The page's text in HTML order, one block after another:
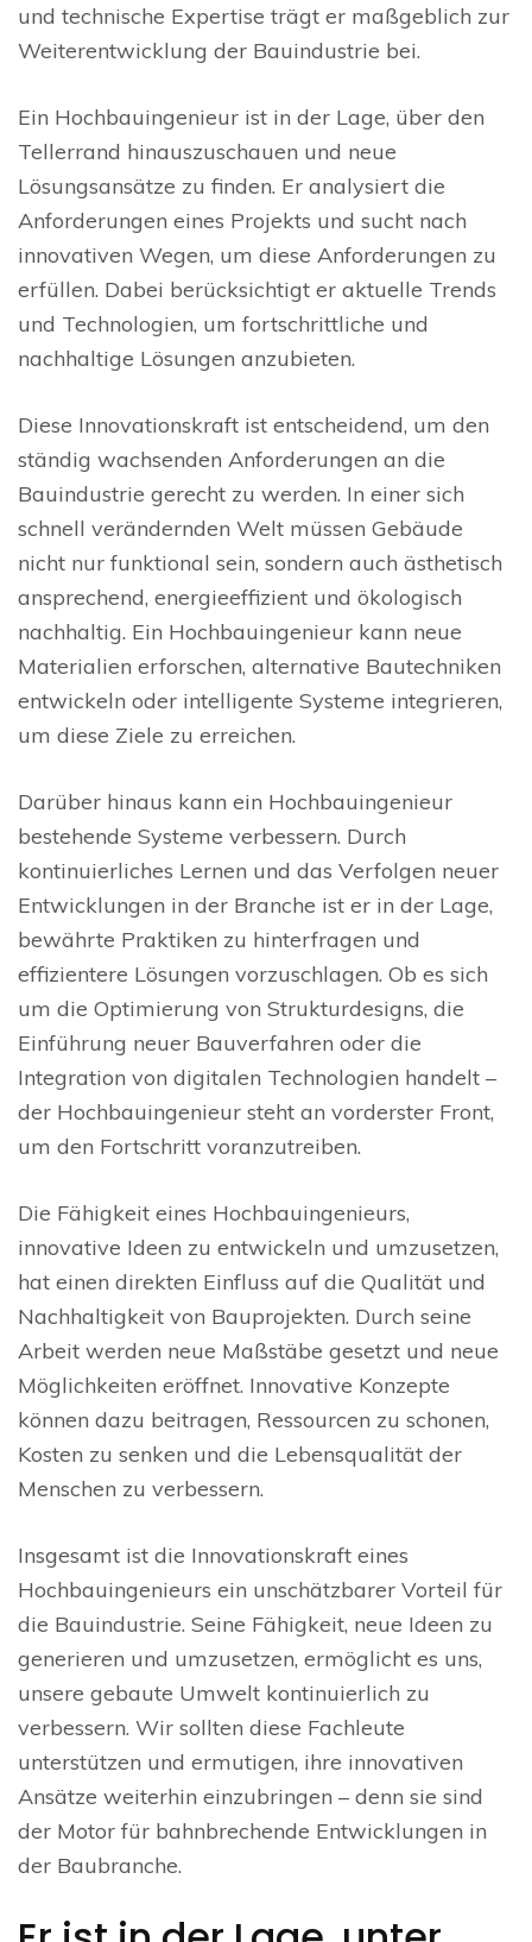
und technische Expertise trägt er maßgeblich zur
Weiterentwicklung der Bauindustrie bei.
Ein Hochbauingenieur ist in der Lage, über den
Tellerrand hinauszuschauen und neue
Lösungsansätze zu finden. Er analysiert die
Anforderungen eines Projekts und sucht nach
innovativen Wegen, um diese Anforderungen zu
erfüllen. Dabei berücksichtigt er aktuelle Trends
und Technologien, um fortschrittliche und
nachhaltige Lösungen anzubieten.
Diese Innovationskraft ist entscheidend, um den
ständig wachsenden Anforderungen an die
Bauindustrie gerecht zu werden. In einer sich
schnell verändernden Welt müssen Gebäude
nicht nur funktional sein, sondern auch ästhetisch
ansprechend, energieeffizient und ökologisch
nachhaltig. Ein Hochbauingenieur kann neue
Materialien erforschen, alternative Bautechniken
entwickeln oder intelligente Systeme integrieren,
um diese Ziele zu erreichen.
Darüber hinaus kann ein Hochbauingenieur
bestehende Systeme verbessern. Durch
kontinuierliches Lernen und das Verfolgen neuer
Entwicklungen in der Branche ist er in der Lage,
bewährte Praktiken zu hinterfragen und
effizientere Lösungen vorzuschlagen. Ob es sich
um die Optimierung von Strukturdesigns, die
Einführung neuer Bauverfahren oder die
Integration von digitalen Technologien handelt –
der Hochbauingenieur steht an vorderster Front,
um den Fortschritt voranzutreiben.
Die Fähigkeit eines Hochbauingenieurs,
innovative Ideen zu entwickeln und umzusetzen,
hat einen direkten Einfluss auf die Qualität und
Nachhaltigkeit von Bauprojekten. Durch seine
Arbeit werden neue Maßstäbe gesetzt und neue
Möglichkeiten eröffnet. Innovative Konzepte
können dazu beitragen, Ressourcen zu schonen,
Kosten zu senken und die Lebensqualität der
Menschen zu verbessern.
Insgesamt ist die Innovationskraft eines
Hochbauingenieurs ein unschätzbarer Vorteil für
die Bauindustrie. Seine Fähigkeit, neue Ideen zu
generieren und umzusetzen, ermöglicht es uns,
unsere gebaute Umwelt kontinuierlich zu
verbessern. Wir sollten diese Fachleute
unterstützen und ermutigen, ihre innovativen
Ansätze weiterhin einzubringen – denn sie sind
der Motor für bahnbrechende Entwicklungen in
der Baubranche.